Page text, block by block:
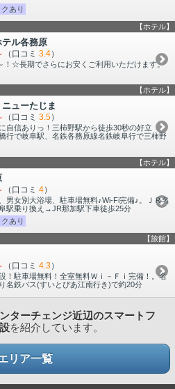
あり
【ホテル】
ル各務原
（口コミ 3.4）
！☆長期でさらにお安くご利用いただけます。
【ホテル】
ューたじま
（口コミ 3.5）
自信ありっ！三柿野駅から徒歩30秒の好立
行で岐阜駅、名鉄各務原線名鉄岐阜行で三柿野
【ホテル】
（口コミ 4）
男女別大浴場、駐車場無料♪Wi-Fi完備♪。ＪＲ名
駅乗り換え→JR那加駅下車徒歩25分
あり
【旅館】
（口コミ 4.3）
！駐車場無料！全室無料Ｗｉ－Ｆｉ完備！。名
鉄バス(すいとぴあ江南行き)で約20分
ターチェンジ近辺のスマートフ
を紹介しています。
リア一覧